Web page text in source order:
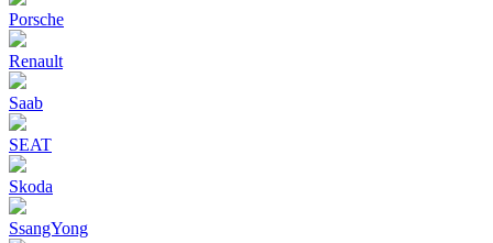
Porsche
Renault
Saab
SEAT
Skoda
SsangYong